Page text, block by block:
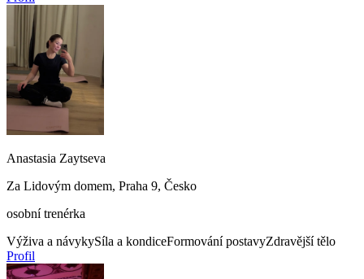
Anastasia Zaytseva
Za Lidovým domem, Praha 9, Česko
osobní trenérka
Výživa a návykySíla a kondiceFormování postavyZdravější tělo
Profil